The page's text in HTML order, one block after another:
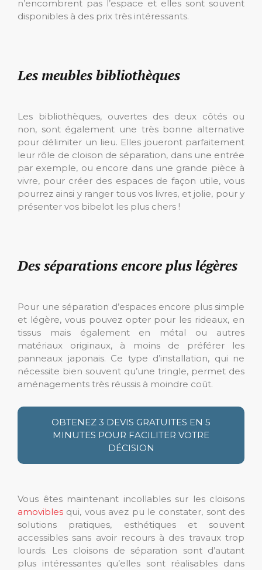
n’encombrent pas l’espace et elles sont souvent
disponibles à des prix très intéressants.
Les meubles bibliothèques
Les bibliothèques, ouvertes des deux côtés ou
non, sont également une très bonne alternative
pour délimiter un lieu. Elles joueront parfaitement
leur rôle de cloison de séparation, dans une entrée
par exemple, ou encore dans une grande pièce à
vivre, pour créer des espaces de façon utile, vous
pourrez ainsi y ranger tous vos livres, et jolie, pour y
présenter vos bibelot les plus chers !
Des séparations encore plus légères
Pour une séparation d’espaces encore plus simple
et légère, vous pouvez opter pour les rideaux, en
tissus mais également en métal ou autres
matériaux originaux, à moins de préférer les
panneaux japonais. Ce type d’installation, qui ne
nécessite bien souvent qu’une tringle, permet des
aménagements très réussis à moindre coût.
OBTENEZ 3 DEVIS GRATUITES EN 5
MINUTES POUR FACILITER VOTRE
DÉCISION
Vous êtes maintenant incollables sur les cloisons
amovibles qui, vous avez pu le constater, sont des
solutions pratiques, esthétiques et souvent
accessibles sans avoir recours à des travaux trop
lourds. Les cloisons de séparation sont d’autant
plus intéressantes qu’elles sont réalisables dans